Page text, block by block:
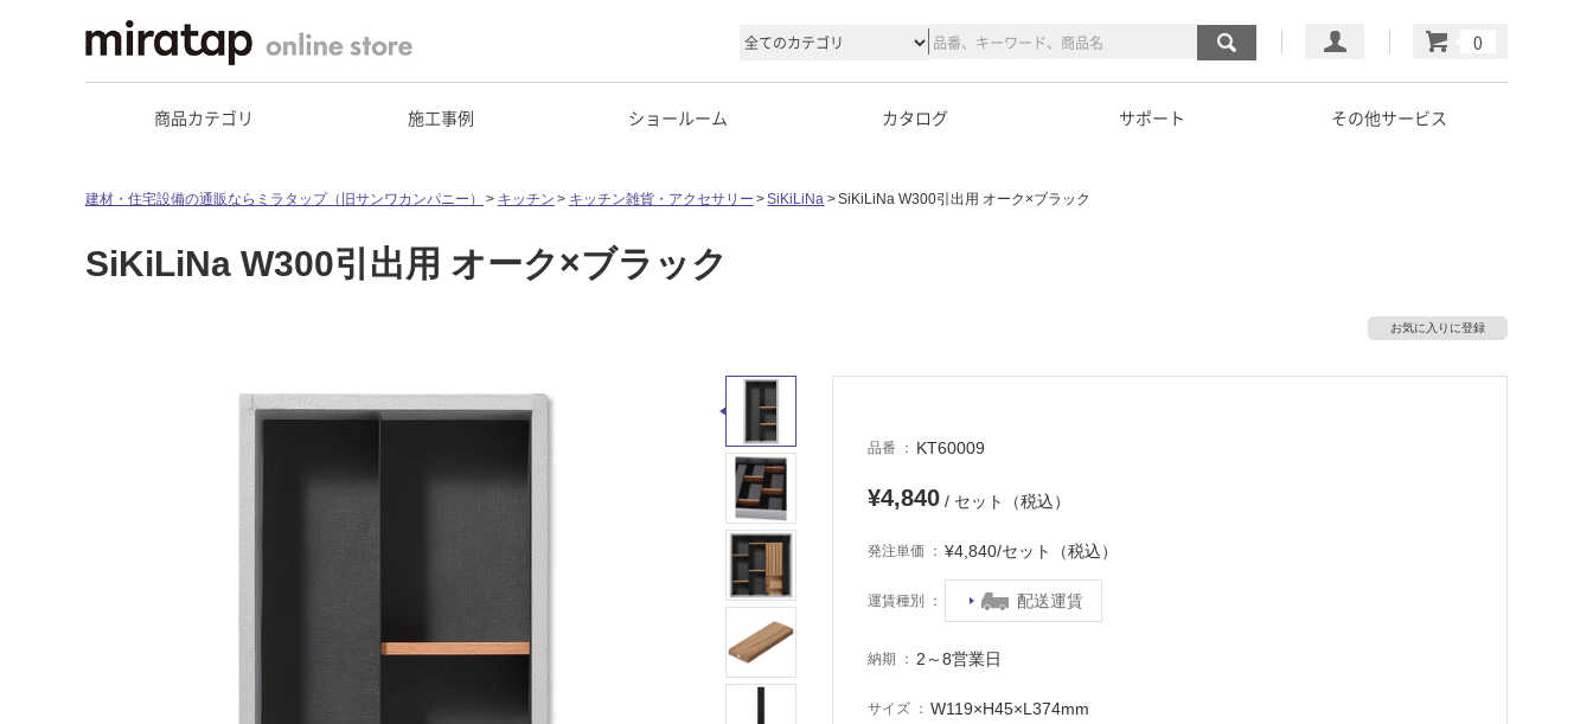
マイページ
カート
商品カテゴリ 施工事例 ショールーム カタログ サポート その他サービス
建材・住宅設備の通販ならミラタップ（旧サンワカンパニー） キッチン キッチン雑貨・アクセサリー SiKiLiNa SiKiLiNa W300引出用 オーク×ブラック
SiKiLiNa W300引出用 オーク×ブラック
お気に入りに登録
品番 KT60009
¥4,840 / セット（税込）
発注単価 ¥4,840/セット（税込）
運賃種別 配送運賃
納期 2～8営業日
サイズ W119×H45×L374mm